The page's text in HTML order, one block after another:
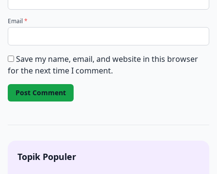
Email *
Save my name, email, and website in this browser
for the next time I comment.
Topik Populer